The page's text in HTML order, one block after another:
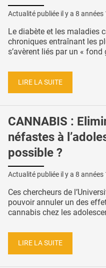
Actualité publiée il y a 8 années
Le diabète et les maladies
chroniques entraînant les
s’avèrent liés par un « fond
LIRE LA SUITE
CANNABIS :
néfastes à
possible ?
Actualité publiée il y a 8 années
Ces chercheurs de
pouvoir annuler un des
cannabis chez les
LIRE LA SUITE